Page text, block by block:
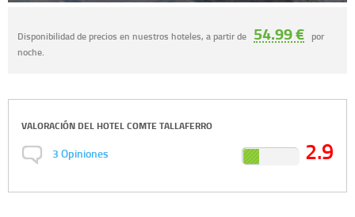
Disponibilidad de precios en nuestros hoteles, a partir de 54.99 € por
noche.
VALORACIÓN DEL HOTEL COMTE TALLAFERRO
3Opiniones 2.9